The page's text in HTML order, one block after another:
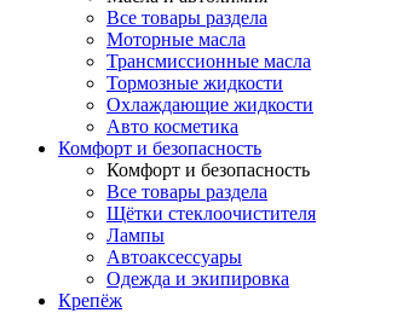
Все товары раздела
Моторные масла
Трансмиссионные масла
Тормозные жидкости
Охлаждающие жидкости
Авто косметика
Комфорт и безопасность
Комфорт и безопасность
Все товары раздела
Щётки стеклоочистителя
Лампы
Автоаксессуары
Одежда и экипировка
Крепёж